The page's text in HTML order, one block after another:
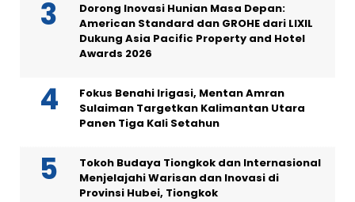
Dorong Inovasi Hunian Masa Depan:
American Standard dan GROHE dari LIXIL
Dukung Asia Pacific Property and Hotel
Awards 2026
Fokus Benahi Irigasi, Mentan Amran
Sulaiman Targetkan Kalimantan Utara
Panen Tiga Kali Setahun
Tokoh Budaya Tiongkok dan Internasional
Menjelajahi Warisan dan Inovasi di
Provinsi Hubei, Tiongkok